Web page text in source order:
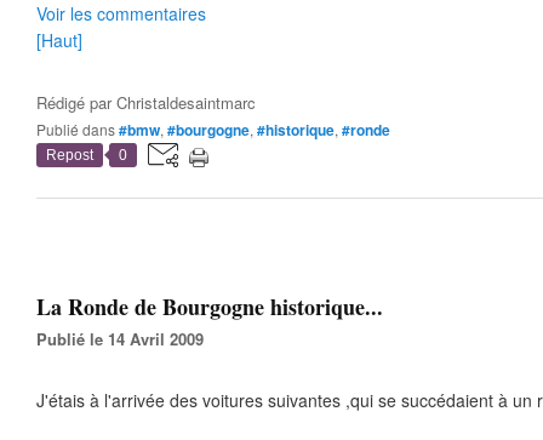
Voir les commentaires
[Haut]
Rédigé parChristaldesaintmarc
Publié dans#bmw, #bourgogne, #historique, #ronde
Repost 0
La Ronde de Bourgogne historique...
Publié le 14 Avril 2009
J'étais à l'arrivée des voitures suivantes ,qui se succédaient à un